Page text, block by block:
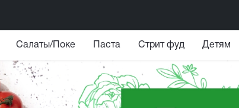
Салаты/Поке Паста Стрит фуд Детям